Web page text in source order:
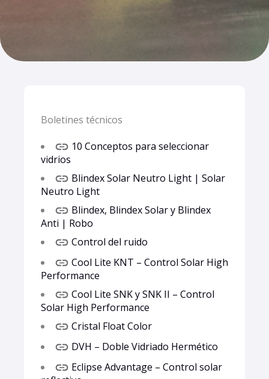
Boletines técnicos
10 Conceptos para seleccionar
vidrios
Blindex Solar Neutro Light | Solar
Neutro Light
Blindex, Blindex Solar y Blindex
Anti | Robo
Control del ruido
Cool Lite KNT – Control Solar High
Performance
Cool Lite SNK y SNK II – Control
Solar High Performance
Cristal Float Color
DVH – Doble Vidriado Hermético
Eclipse Advantage – Control solar